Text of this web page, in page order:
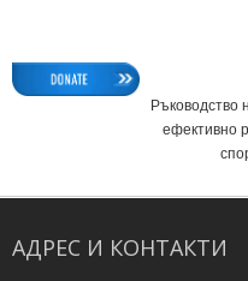
Ръководство
ефективно
АДРЕС И КОНТАКТИ